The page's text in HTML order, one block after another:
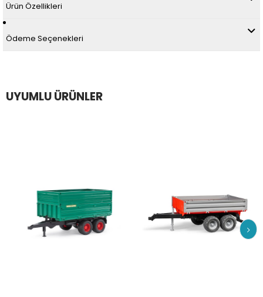
Ürün Özellikleri
Ödeme Seçenekleri
UYUMLU ÜRÜNLER